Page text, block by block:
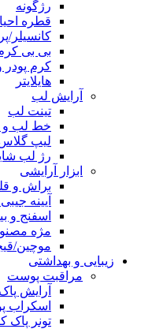
رژگونه
قطره احیا
کانسیلر/
بی بی
کرم
هایلایتر
آرایش لب
تینت لب
خط لب و
لیپ
رژ لب
ابزار آرایشی
براش و
آیینه
اسفنج و
مژه
موچین/
زیبایی و بهداشتی
مراقبت پوست
آرایش
اسکراب
تونر پاک